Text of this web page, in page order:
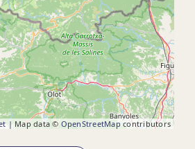
| Map data ©OpenStreetMapcontributors